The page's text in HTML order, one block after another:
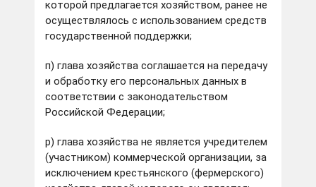
которой предлагается хозяйством, ранее не
осуществлялось с использованием средств
государственной поддержки;
п) глава хозяйства соглашается на передачу
и обработку его персональных данных в
соответствии с законодательством
Российской Федерации;
р) глава хозяйства не является учредителем
(участником) коммерческой организации, за
исключением крестьянского (фермерского)